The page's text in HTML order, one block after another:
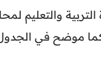
والتعليم